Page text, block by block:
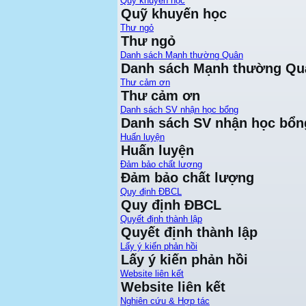
Quỹ khuyến học
Thư ngỏ
Thư ngỏ
Danh sách Mạnh thường Quân
Danh sách Mạnh thường
Thư cảm ơn
Thư cảm ơn
Danh sách SV nhận học bổng
Danh sách SV nhận học
Huấn luyện
Huấn luyện
Đảm bảo chất lượng
Đảm bảo chất lượng
Quy định ĐBCL
Quy định ĐBCL
Quyết định thành lập
Quyết định thành lập
Lấy ý kiến phản hồi
Lấy ý kiến phản hồi
Website liên kết
Website liên kết
Nghiên cứu & Hợp tác